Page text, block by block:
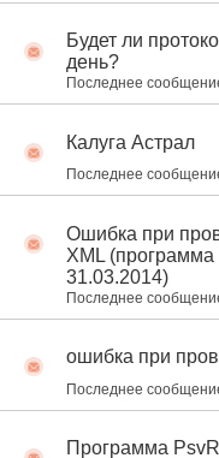
Будет ли
день?
Последнее
Калуга Астрал
Последнее
Ошибка при
XML
31.03.2014)
Последнее
ошибка при
Последнее
Программа